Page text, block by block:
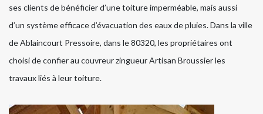
ses clients de bénéficier d’une toiture imperméable, mais aussi
d’un système efficace d’évacuation des eaux de pluies. Dans la ville
de Ablaincourt Pressoire, dans le 80320, les propriétaires ont
choisi de confier au couvreur zingueur Artisan Broussier les
travaux liés à leur toiture.